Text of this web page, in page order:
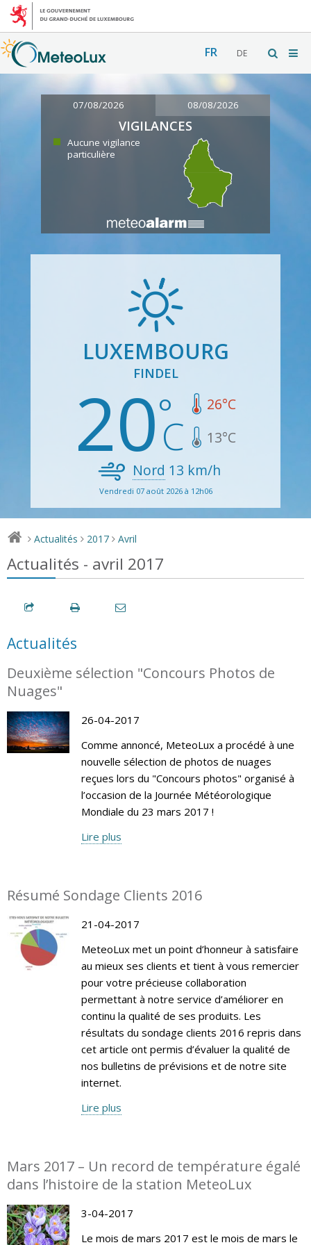
FR DE
07/08/2026 08/08/2026
VIGILANCES
Aucune vigilance
particulière
LUXEMBOURG
FINDEL
20 26°C
13°C
Nord 13 km/h
Vendredi 07 août 2026 à 12h06
> Actualités > 2017 > Avril
Actualités - avril 2017
Actualités
Deuxième sélection "Concours Photos de
Nuages"
26-04-2017
Comme annoncé, MeteoLux a procédé à une
nouvelle sélection de photos de nuages
reçues lors du "Concours photos" organisé à
l’occasion de la Journée Météorologique
Mondiale du 23 mars 2017 !
Lire plus
Résumé Sondage Clients 2016
21-04-2017
MeteoLux met un point d’honneur à satisfaire
au mieux ses clients et tient à vous remercier
pour votre précieuse collaboration
permettant à notre service d’améliorer en
continu la qualité de ses produits. Les
résultats du sondage clients 2016 repris dans
cet article ont permis d’évaluer la qualité de
nos bulletins de prévisions et de notre site
internet.
Lire plus
Mars 2017 – Un record de température égalé
dans l’histoire de la station MeteoLux
3-04-2017
Le mois de mars 2017 est le mois de mars le